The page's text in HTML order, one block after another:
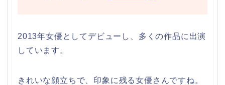
2013年女優としてデビューし、多くの作品に出演
しています。
きれいな顔立ちで、印象に残る女優さんですね。